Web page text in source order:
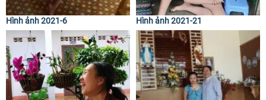
Hình ảnh 2021-6 Hình ảnh 2021-21